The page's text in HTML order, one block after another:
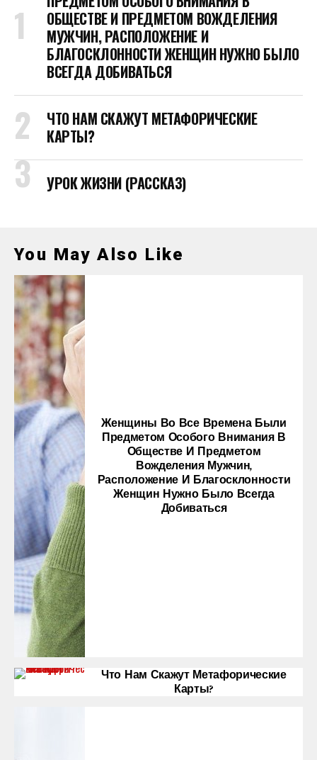
ОБЩЕСТВЕ И ПРЕДМЕТОМ ВОЖДЕЛЕНИЯ
МУЖЧИН, РАСПОЛОЖЕНИЕ И
БЛАГОСКЛОННОСТИ ЖЕНЩИН НУЖНО БЫЛО
ВСЕГДА ДОБИВАТЬСЯ
ЧТО НАМ СКАЖУТ МЕТАФОРИЧЕСКИЕ
КАРТЫ?
УРОК ЖИЗНИ (РАССКАЗ)
You May Also Like
Женщины Во Все Времена Были
Предметом Особого Внимания В
Обществе И Предметом
Вожделения Мужчин,
Расположение И Благосклонности
Женщин Нужно Было Всегда
Добиваться
Что Нам Скажут Метафорические
Карты?